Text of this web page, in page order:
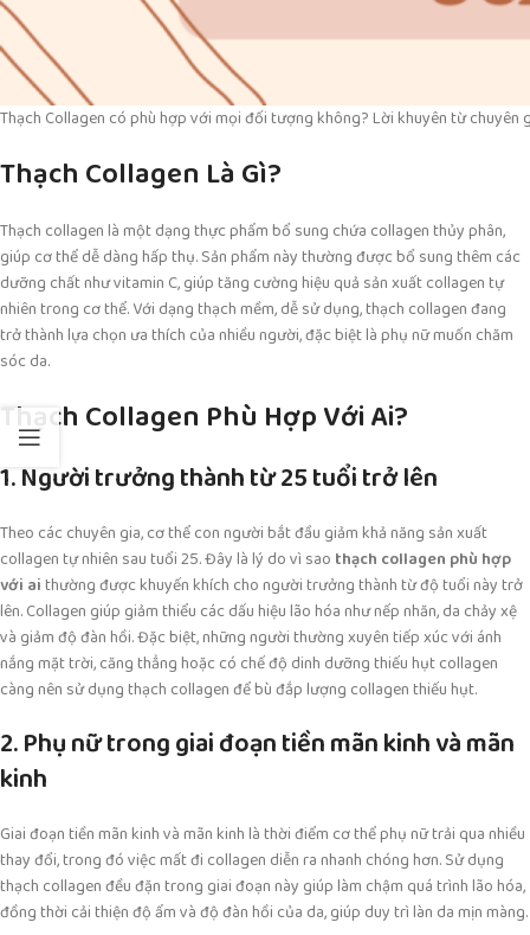
Thạch Collagen có phù hợp với mọi đối tượng không? Lời khuyên từ chuyên
Thạch Collagen Là Gì?
Thạch collagen là một dạng thực phẩm bổ sung chứa collagen thủy phân,
giúp cơ thể dễ dàng hấp thụ. Sản phẩm này thường được bổ sung thêm các
dưỡng chất như vitamin C, giúp tăng cường hiệu quả sản xuất collagen tự
nhiên trong cơ thể. Với dạng thạch mềm, dễ sử dụng, thạch collagen đang
trở thành lựa chọn ưa thích của nhiều người, đặc biệt là phụ nữ muốn chăm
sóc da.
Thạch Collagen Phù Hợp Với Ai?
1. Người trưởng thành từ 25 tuổi trở lên
Theo các chuyên gia, cơ thể con người bắt đầu giảm khả năng sản xuất
collagen tự nhiên sau tuổi 25. Đây là lý do vì sao thạch collagen phù hợp
với aithường được khuyến khích cho người trưởng thành từ độ tuổi này trở
lên. Collagen giúp giảm thiểu các dấu hiệu lão hóa như nếp nhăn, da chảy xệ
và giảm độ đàn hồi. Đặc biệt, những người thường xuyên tiếp xúc với ánh
nắng mặt trời, căng thẳng hoặc có chế độ dinh dưỡng thiếu hụt collagen
càng nên sử dụng thạch collagen để bù đắp lượng collagen thiếu hụt.
2. Phụ nữ trong giai đoạn tiền mãn kinh và mãn
kinh
Giai đoạn tiền mãn kinh và mãn kinh là thời điểm cơ thể phụ nữ trải qua nhiều
thay đổi, trong đó việc mất đi collagen diễn ra nhanh chóng hơn. Sử dụng
thạch collagen đều đặn trong giai đoạn này giúp làm chậm quá trình lão hóa,
đồng thời cải thiện độ ẩm và độ đàn hồi của da, giúp duy trì làn da mịn màng.